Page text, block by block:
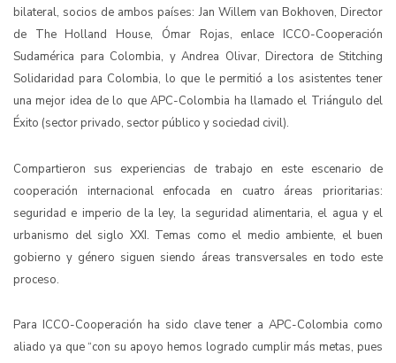
bilateral, socios de ambos países: Jan Willem van Bokhoven, Director
de The Holland House, Ómar Rojas, enlace ICCO-Cooperación
Sudamérica para Colombia, y Andrea Olivar, Directora de Stitching
Solidaridad para Colombia, lo que le permitió a los asistentes tener
una mejor idea de lo que APC-Colombia ha llamado el Triángulo del
Éxito (sector privado, sector público y sociedad civil).
Compartieron sus experiencias de trabajo en este escenario de
cooperación internacional enfocada en cuatro áreas prioritarias:
seguridad e imperio de la ley, la seguridad alimentaria, el agua y el
urbanismo del siglo XXI. Temas como el medio ambiente, el buen
gobierno y género siguen siendo áreas transversales en todo este
proceso.
Para ICCO-Cooperación ha sido clave tener a APC-Colombia como
aliado ya que “con su apoyo hemos logrado cumplir más metas, pues